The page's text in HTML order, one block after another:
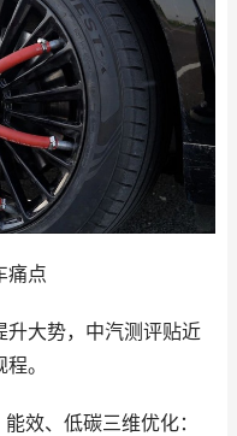
痛点
升大势，中汽测评贴近
。
效、低碳三维优化：